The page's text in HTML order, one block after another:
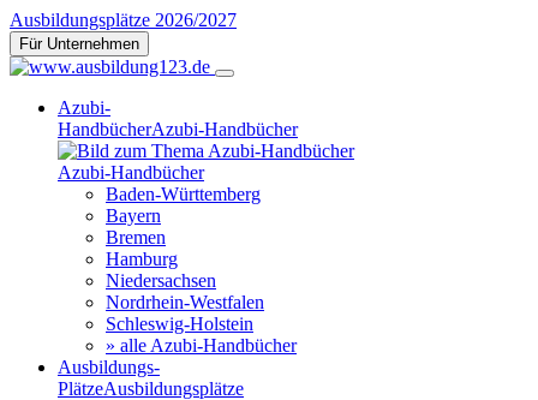
Ausbildungsplätze 2026/2027
Für Unternehmen
Azubi-
HandbücherAzubi-Handbücher
Azubi-Handbücher
Baden-Württemberg
Bayern
Bremen
Hamburg
Niedersachsen
Nordrhein-Westfalen
Schleswig-Holstein
» alle Azubi-Handbücher
Ausbildungs-
PlätzeAusbildungsplätze